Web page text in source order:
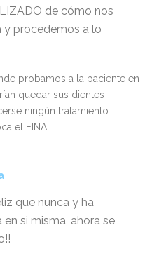
de cómo nos
y procedemos a lo
probamos a la paciente en
quedar sus dientes
ningún tratamiento
el FINAL.
que nunca y ha
si misma, ahora se